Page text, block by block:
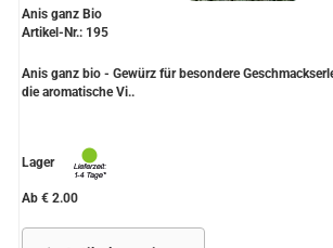
Anis ganz Bio
Artikel-Nr.: 195
Anis ganz bio - Gewürz für besondere
die aromatische Vi..
Lager
Ab € 2.00